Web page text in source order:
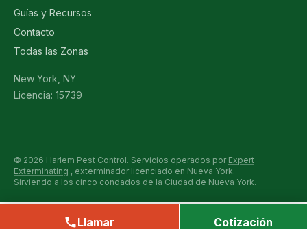
Guías y Recursos
Contacto
Todas las Zonas
New York, NY
Licencia: 15739
© 2026 Harlem Pest Control. Servicios operados por Expert
Exterminating , exterminador licenciado en Nueva York.
Sirviendo a los cinco condados de la Ciudad de Nueva York.
Llamar Cotización